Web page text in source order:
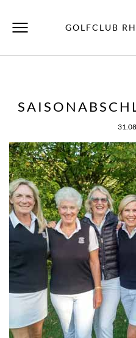
GOLFCLUB